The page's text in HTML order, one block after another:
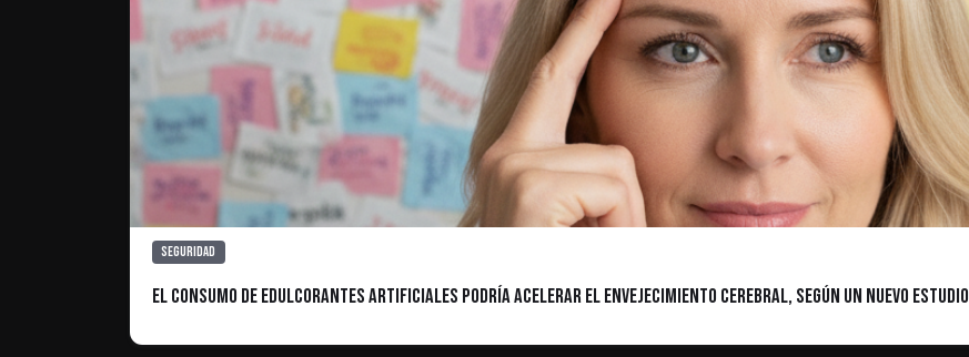
Seguridad
El consumo de edulcorantes artificiales podría acelerar el envejecimiento cerebral, según un nuevo estudio